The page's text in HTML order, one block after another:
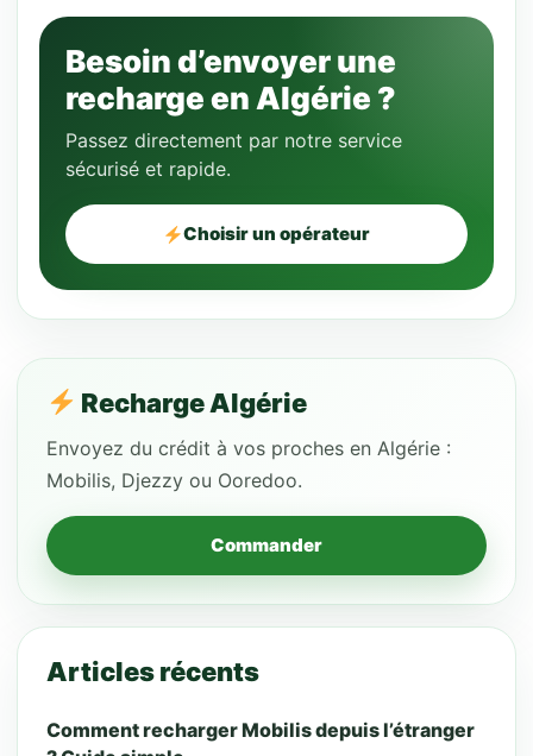
Besoin d’envoyer une
recharge en Algérie ?
Passez directement par notre service
sécurisé et rapide.
Choisir un opérateur
Recharge Algérie
Envoyez du crédit à vos proches en Algérie :
Mobilis, Djezzy ou Ooredoo.
Commander
Articles récents
Comment recharger Mobilis depuis l’étranger